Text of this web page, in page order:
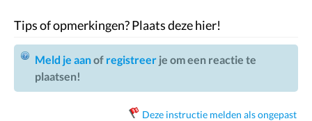
Tips of opmerkingen? Plaats deze hier!
Meld je aanof registreer je om een reactie te
plaatsen!
Deze instructie melden als ongepast